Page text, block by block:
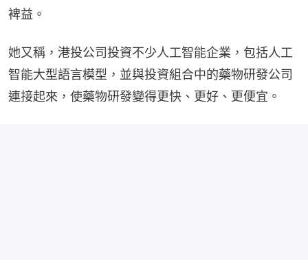
裨益。
她又稱，港投公司投資不少人工智能企業，包括人工
智能大型語言模型，並與投資組合中的藥物研發公司
連接起來，使藥物研發變得更快、更好、更便宜。